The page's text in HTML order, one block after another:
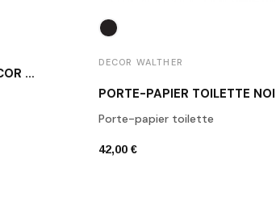
MIROIR LED 5X NOIR DECOR WALTHER JUST LOOK SR
DECOR WALTHER
Porte-papier toilette
42,00 €